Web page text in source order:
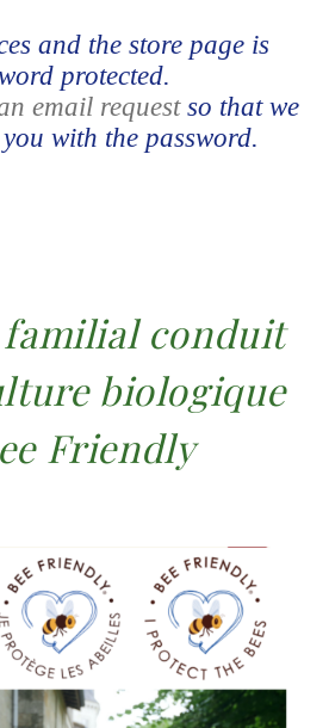
and the store page is
protected.
email requestso that we
with the password.
familial conduit
biologique
Friendly